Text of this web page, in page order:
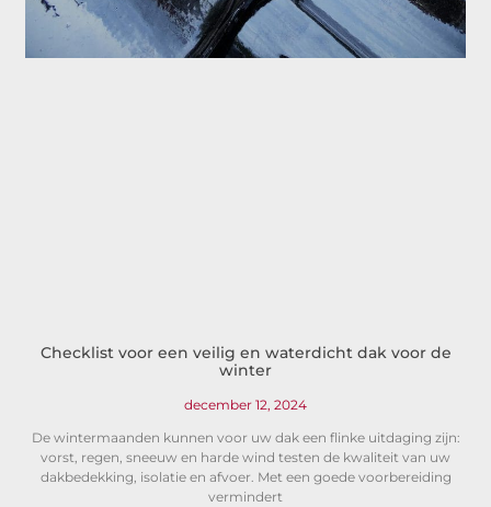
Checklist voor een veilig en waterdicht dak voor de
winter
december 12, 2024
De wintermaanden kunnen voor uw dak een flinke uitdaging zijn:
vorst, regen, sneeuw en harde wind testen de kwaliteit van uw
dakbedekking, isolatie en afvoer. Met een goede voorbereiding
vermindert